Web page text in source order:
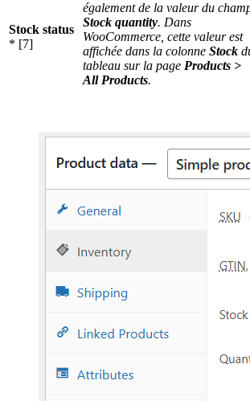
Stock status
* [7]
également de la valeur du
Stock quantity. Dans
WooCommerce, cette valeur est
affichée dans la colonne Stock
tableau sur la page Products >
All Products.